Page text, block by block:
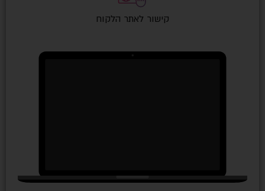
קישור לאתר הלקוח